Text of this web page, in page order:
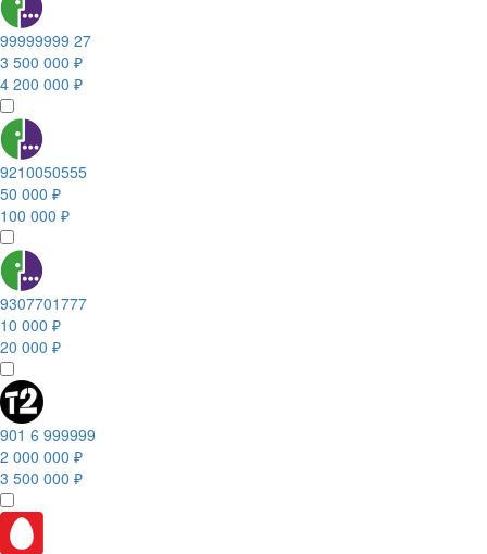
99999999 27
3 500 000 ₽
4 200 000 ₽
9210050555
50 000 ₽
100 000 ₽
9307701777
10 000 ₽
20 000 ₽
901 6 999999
2 000 000 ₽
3 500 000 ₽